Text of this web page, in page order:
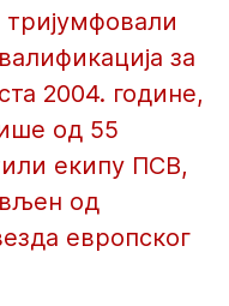
тријумфовали
за
2004. године,
од 55
екипу ПСВ,
од
европског